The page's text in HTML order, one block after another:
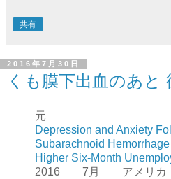
共有
2016年7月30日
くも膜下出血のあと
元
Depression and Anxiety
Subarachnoid
Higher Six-Month
2016 7月 アメリカ